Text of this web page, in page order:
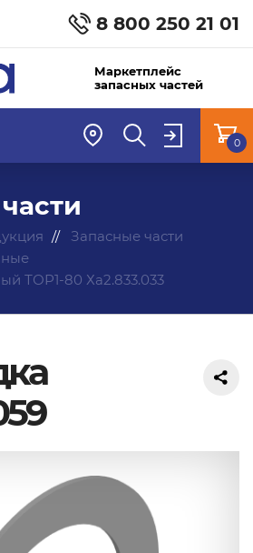
8 800 250 21 01
Маркетплейс
запасных частей
0
Запасные части
ТОР1-80 Ха2.833.033